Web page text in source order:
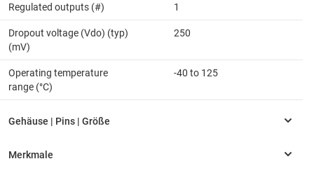
Regulated outputs (#) 1
Dropout voltage (Vdo) (typ)
(mV)
250
Operating temperature
range (°C)
-40 to 125